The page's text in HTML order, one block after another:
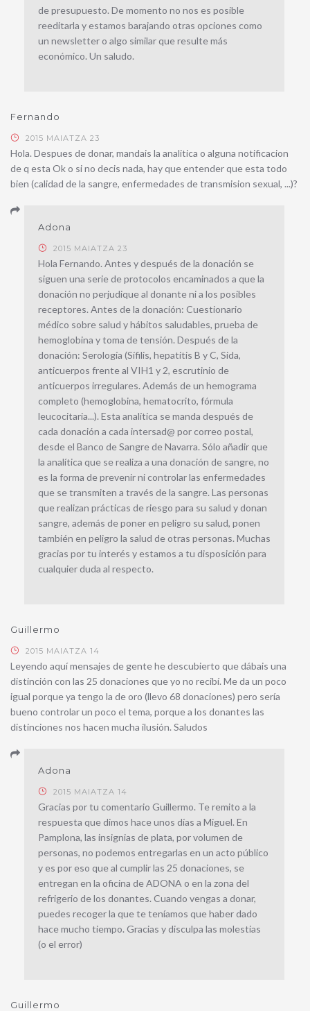
de presupuesto. De momento no nos es posible
reeditarla y estamos barajando otras opciones como
un newsletter o algo similar que resulte más
económico. Un saludo.
Fernando
2015 MAIATZA 23
Hola. Despues de donar, mandais la analitica o alguna notificacion
de q esta Ok o si no decis nada, hay que entender que esta todo
bien (calidad de la sangre, enfermedades de transmision sexual, ...)?
Adona
2015 MAIATZA 23
Hola Fernando. Antes y después de la donación se
siguen una serie de protocolos encaminados a que la
donación no perjudique al donante ni a los posibles
receptores. Antes de la donación: Cuestionario
médico sobre salud y hábitos saludables, prueba de
hemoglobina y toma de tensión. Después de la
donación: Serología (Sífilis, hepatitis B y C, Sida,
anticuerpos frente al VIH1 y 2, escrutinio de
anticuerpos irregulares. Además de un hemograma
completo (hemoglobina, hematocrito, fórmula
leucocitaria...). Esta analítica se manda después de
cada donación a cada intersad@ por correo postal,
desde el Banco de Sangre de Navarra. Sólo añadir que
la analítica que se realiza a una donación de sangre, no
es la forma de prevenir ni controlar las enfermedades
que se transmiten a través de la sangre. Las personas
que realizan prácticas de riesgo para su salud y donan
sangre, además de poner en peligro su salud, ponen
también en peligro la salud de otras personas. Muchas
gracias por tu interés y estamos a tu disposición para
cualquier duda al respecto.
Guillermo
2015 MAIATZA 14
Leyendo aquí mensajes de gente he descubierto que dábais una
distinción con las 25 donaciones que yo no recibí. Me da un poco
igual porque ya tengo la de oro (llevo 68 donaciones) pero sería
bueno controlar un poco el tema, porque a los donantes las
distinciones nos hacen mucha ilusión. Saludos
Adona
2015 MAIATZA 14
Gracias por tu comentario Guillermo. Te remito a la
respuesta que dimos hace unos días a Miguel. En
Pamplona, las insignias de plata, por volumen de
personas, no podemos entregarlas en un acto público
y es por eso que al cumplir las 25 donaciones, se
entregan en la oficina de ADONA o en la zona del
refrigerio de los donantes. Cuando vengas a donar,
puedes recoger la que te teníamos que haber dado
hace mucho tiempo. Gracias y disculpa las molestias
(o el error)
Guillermo